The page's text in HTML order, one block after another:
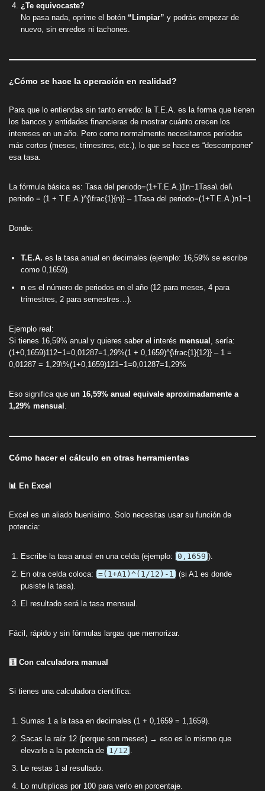
¿Te equivocaste?
No pasa nada, oprime el botón “Limpiar” y podrás empezar de
nuevo, sin enredos ni tachones.
¿Cómo se hace la operación en realidad?
Para que lo entiendas sin tanto enredo: la T.E.A. es la forma que tienen
los bancos y entidades financieras de mostrar cuánto crecen los
intereses en un año. Pero como normalmente necesitamos periodos
más cortos (meses, trimestres, etc.), lo que se hace es “descomponer”
esa tasa.
La fórmula básica es: Tasa del periodo=(1+T.E.A.)1n−1Tasa\ del\
periodo = (1 + T.E.A.)^{\frac{1}{n}} – 1Tasa del periodo=(1+T.E.A.)n1​−1
Donde:
T.E.A. es la tasa anual en decimales (ejemplo: 16,59% se escribe
como 0,1659).
n es el número de periodos en el año (12 para meses, 4 para
trimestres, 2 para semestres…).
Ejemplo real:
Si tienes 16,59% anual y quieres saber el interés mensual
, sería:
(1+0,1659)112−1=0,01287=1,29%(1 + 0,1659)^{\frac{1}{12}} – 1 =
0,01287 = 1,29\%(1+0,1659)121​−1=0,01287=1,29%
Eso significa que un 16,59% anual equivale aproximadamente a
1,29% mensual
Cómo hacer el cálculo en otras herramientas
📊 En Excel
Excel es un aliado buenísimo. Solo necesitas usar su función de
potencia:
Escribe la tasa anual en una celda (ejemplo: 0,1659 ).
En otra celda coloca: =(1+A1)^(1/12)-1
(si A1 es donde
pusiste la tasa).
El resultado será la tasa mensual.
Fácil, rápido y sin fórmulas largas que memorizar.
🧮 Con calculadora manual
Si tienes una calculadora científica:
Sumas 1 a la tasa en decimales (1 + 0,1659 = 1,1659).
Sacas la raíz 12 (porque son meses) → eso es lo mismo que
elevarlo a la potencia de 1/12
Le restas 1 al resultado.
Lo multiplicas por 100 para verlo en porcentaje.